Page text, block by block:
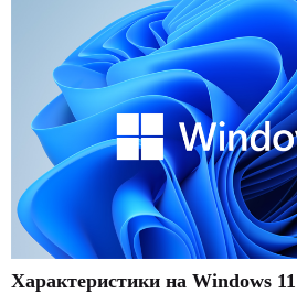
Характеристики на Windows